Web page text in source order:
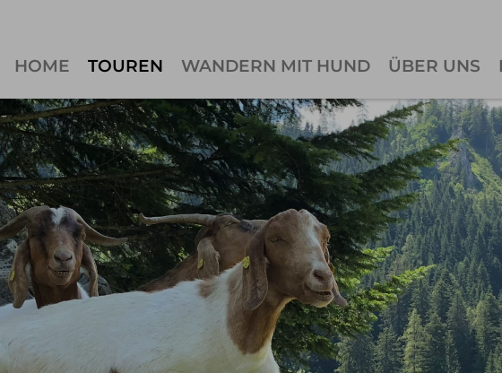
HOME TOUREN WANDERN MIT HUND ÜBER UNS